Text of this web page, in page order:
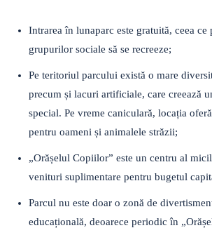
Intrarea în lunaparc este gratuită, ceea ce
grupurilor sociale să se recreeze;
Pe teritoriul parcului există o mare
precum și lacuri artificiale, care creează
special. Pe vreme caniculară, locația
pentru oameni și animalele străzii;
„Orășelul Copiilor” este un centru al
venituri suplimentare pentru bugetul
Parcul nu este doar o zonă de
educațională, deoarece periodic în